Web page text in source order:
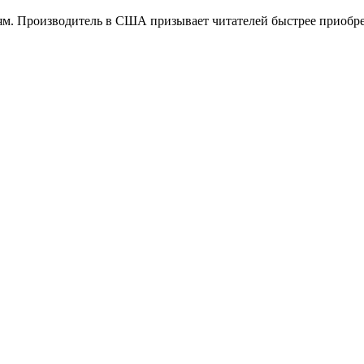
Производитель в США призывает читателей быстрее